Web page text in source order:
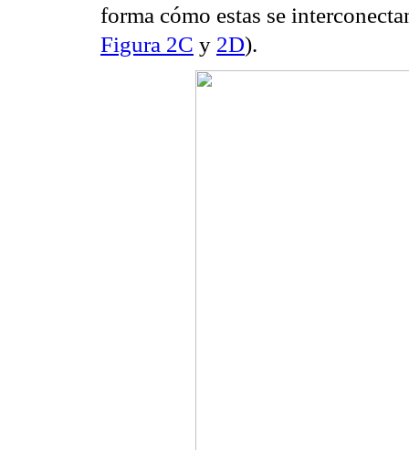
forma cómo estas se
Figura 2C y 2D).